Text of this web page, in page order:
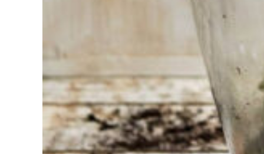
Auswahl?
Werkzeug für Ihren Job
Bei Sneeboer sind
wir immer bereit,